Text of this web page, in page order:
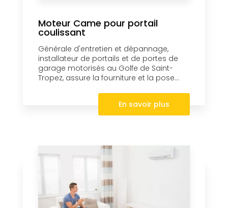
Moteur Came pour portail
coulissant
Générale d'entretien et dépannage,
installateur de portails et de portes de
garage motorisés au Golfe de Saint-
Tropez, assure la fourniture et la pose...
En savoir plus